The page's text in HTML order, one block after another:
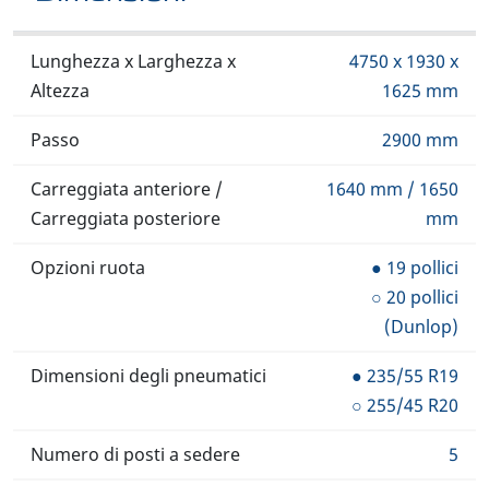
Lunghezza x Larghezza x
Altezza
4750 x 1930 x
1625 mm
Passo 2900 mm
Carreggiata anteriore /
Carreggiata posteriore
1640 mm / 1650
mm
Opzioni ruota
● 19 pollici
○ 20 pollici
(Dunlop)
Dimensioni degli pneumatici
● 235/55 R19
○ 255/45 R20
Numero di posti a sedere 5